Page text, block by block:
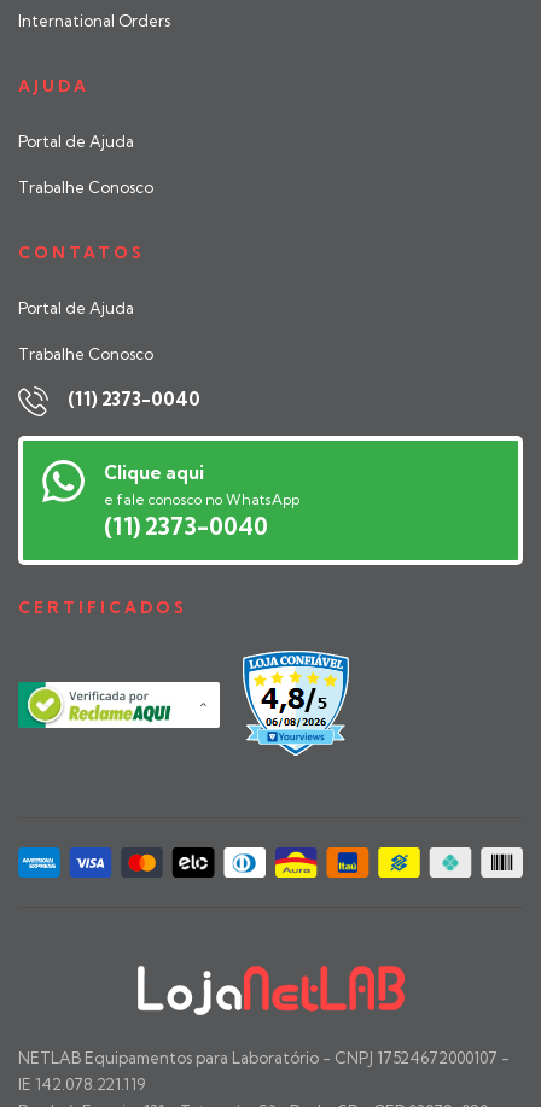
International Orders
AJUDA
Portal de Ajuda
Trabalhe Conosco
CONTATOS
Portal de Ajuda
Trabalhe Conosco
(11) 2373-0040
Clique aqui
e fale conosco no WhatsApp
(11) 2373-0040
CERTIFICADOS
NETLAB Equipamentos para Laboratório - CNPJ 17524672000107 -
IE 142.078.221.119